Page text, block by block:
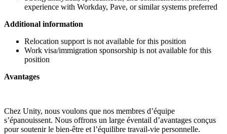
experience with Workday, Pave, or similar systems preferred
Additional information
Relocation support is not available for this position
Work visa/immigration sponsorship is not available for this
position
Avantages
Chez Unity, nous voulons que nos membres d’équipe
s’épanouissent. Nous offrons un large éventail d’avantages conçus
pour soutenir le bien-être et l’équilibre travail-vie personnelle.